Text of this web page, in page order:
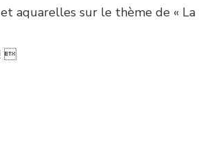
aquarelles sur le thème de « La
